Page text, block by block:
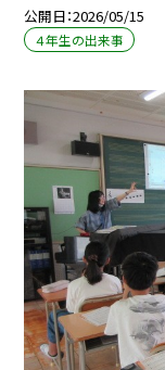
公開日 2026/05/15
４年生の出来事